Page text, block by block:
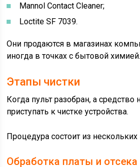
Mannol Contact Cleaner;
Loctite SF 7039.
Они продаются в магазинах
иногда в точках с бытовой химией.
Этапы чистки
Когда пульт разобран, а
приступать к чистке устройства.
Процедура состоит из нескольких
Обработка платы и